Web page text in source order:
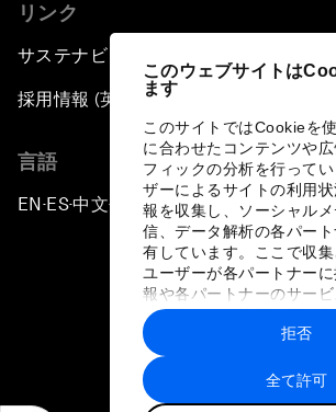
このウェブサイトは
ます
このサイトではCookieを
に合わせたコンテンツや
フィックの分析を行って
ザーによるサイトの利用
報を収集し、ソーシャル
信、データ解析の各パー
有しています。ここで収集
ユーザーが各パートナー
報や各パートナーのサー
に収集された情報と組み
トナーによって使用される
す。
全て許可
拒否
リンク
サステナビリティへの取り組み
採用情報 (英語のみ)
言語
EN ▪ES▪中文▪ 日本語
プライバシーポリシーと利
サイトマップ